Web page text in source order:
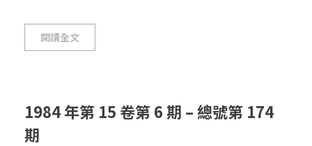
閱讀全文
1984 年第 15 卷第 6 期 – 總號第 174
期